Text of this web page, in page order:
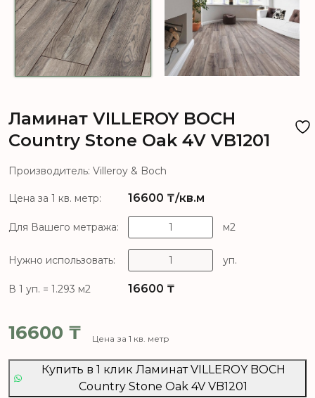
Ламинат VILLEROY BOCH
Country Stone Oak 4V VB1201
Производитель: Villeroy & Boch
Цена за 1 кв. метр: 16600 ₸/кв.м
Для Вашего метража: м2
Нужно использовать: уп.
В 1 уп. = 1.293 м2 16600 ₸
16600 ₸ Цена за 1 кв. метр
Купить в 1 клик Ламинат VILLEROY BOCH
Country Stone Oak 4V VB1201